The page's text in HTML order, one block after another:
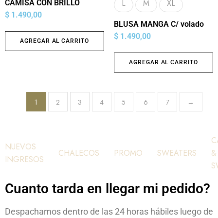
CAMISA CON BRILLO
$ 1.490,00
AGREGAR AL CARRITO
L M XL
BLUSA MANGA C/ volado
$ 1.490,00
AGREGAR AL CARRITO
1 2 3 4 5 6 7 →
NUEVOS
INGRESOS
CHALECOS PROMO SWEATERS
&
Cuanto tarda en llegar mi pedido?
Despachamos dentro de las 24 horas hábiles luego de